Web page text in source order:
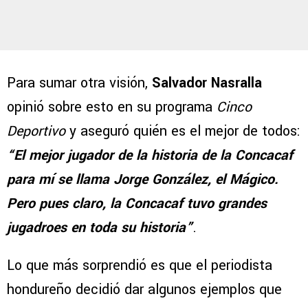
Para sumar otra visión, Salvador Nasralla
opinió sobre esto en su programa Cinco
Deportivoy aseguró quién es el mejor de todos:
“El mejor jugador de la historia de la Concacaf
para mí se llama Jorge González, el Mágico.
Pero pues claro, la Concacaf tuvo grandes
jugadroes en toda su historia”.
Lo que más sorprendió es que el periodista
hondureño decidió dar algunos ejemplos que